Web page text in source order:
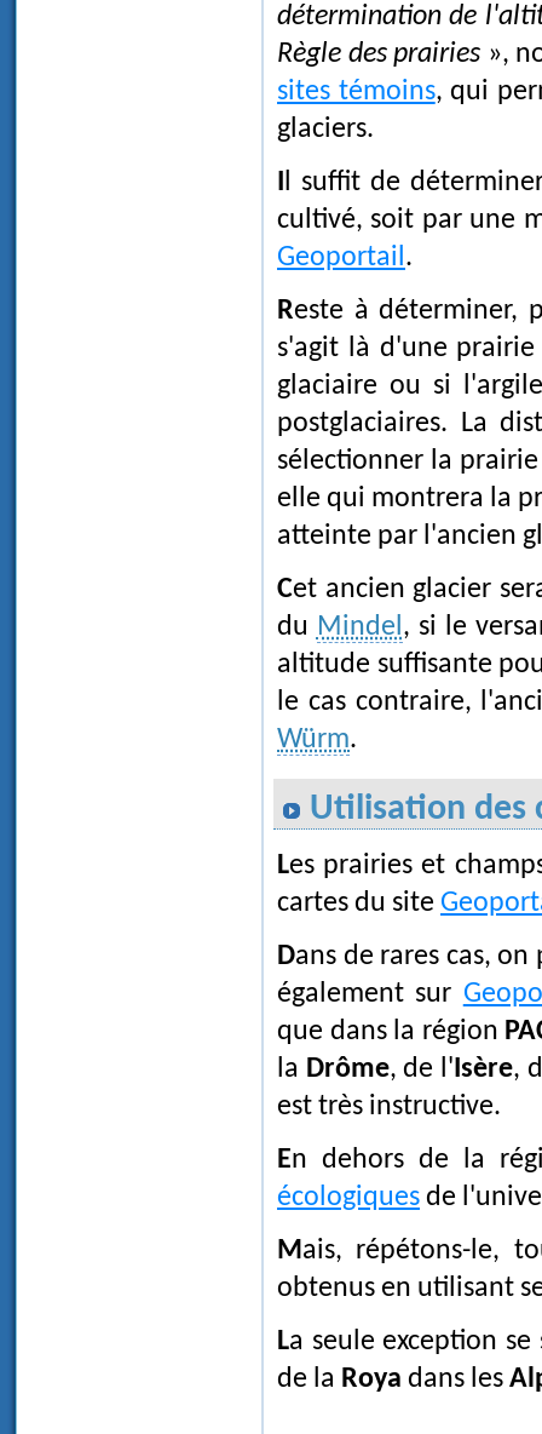
détermination de
Règle des prairies »,
sites témoins, qui
glaciers.
Il suffit de déterminer l'altitude maximum d'une prairie ou d'un champ
cultivé, soit par une
Geoportail.
Reste à déterminer, pour connaître l'altitude atteinte par le glacier, s'il
s'agit là d'une
glaciaire ou si
postglaciaires. La
sélectionner la
elle qui montrera la
atteinte par l'ancien
Cet ancien glacier
du Mindel, si le
altitude suffisante
le cas contraire,
Würm.
Utilisation des
Les prairies et champs cultivés peuvent facilement être identifiés sur les
cartes du site
Dans de rares cas,
également sur
que dans la région
la Drôme, de l'Isère,
est très instructive.
En dehors de la
écologiques de
Mais, répétons-le, tous les résultats exposés dans notre site ont été
obtenus en utilisant
La seule exception
de la Roya dans les